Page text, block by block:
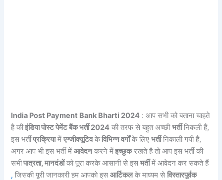
India Post Payment Bank Bharti 2024 : आप सभी को बताना चाहते
है कीइंडिया पोस्ट पेमेंट बैंक भर्ती 2024 की तरफ से बहुत अच्छीभर्तीनिकली हैं,
इस भर्तीप्रक्रियामेंएग्जीक्यूटिवकेविभिन्न वर्गोंके लिएभर्तीनिकाली गयी हैं,
अगर आप भी इस भर्ती मेंआवेदनकरने मेंइच्छुकरखते है तो आप इस भर्ती की
सभीपात्रता, मानदंडोंको पूरा करके आसानी से इसभर्तीमें आवेदन कर सकते हैं
, जिसकी पूरी जानकारी हम आपको इसआर्टिकलके माध्यम सेविस्तारपूर्वक